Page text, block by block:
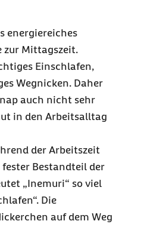
energiereiches
zur Mittagszeit.
Einschlafen,
Wegnicken. Daher
auch nicht sehr
in den Arbeitsalltag
der Arbeitszeit
Bestandteil der
„Inemuri“ so viel
Die
auf dem Weg